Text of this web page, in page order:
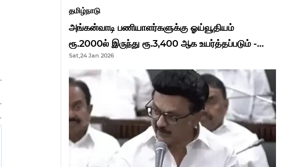
தமிழ்நாடு
அங்கன்வாடி பணியாளர்களுக்கு ஓய்வூதியம்
ரூ.2000ல் இருந்து ரூ.3,400 ஆக உயர்த்தப்படும் -
முதல்வர் மு.க.ஸ்டாலின்..!
Sat,24 Jan 2026